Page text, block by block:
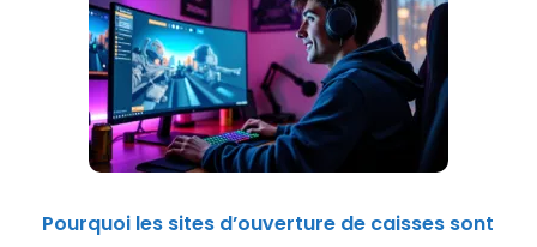
Pourquoi les sites d’ouverture de caisses sont